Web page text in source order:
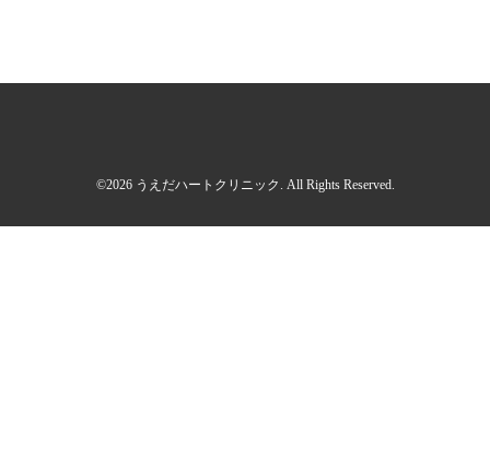
©2026 うえだハートクリニック . All Rights Reserved.